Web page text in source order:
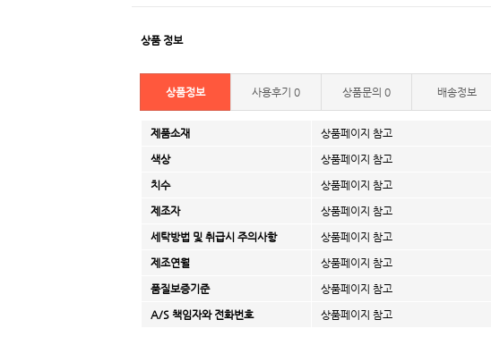
상품 정보
상품정보 사용후기 0 상품문의 0 배송정보
제품소재 상품페이지 참고
색상 상품페이지 참고
치수 상품페이지 참고
제조자 상품페이지 참고
세탁방법 및 취급시 주의사항 상품페이지 참고
제조연월 상품페이지 참고
품질보증기준 상품페이지 참고
A/S 책임자와 전화번호 상품페이지 참고